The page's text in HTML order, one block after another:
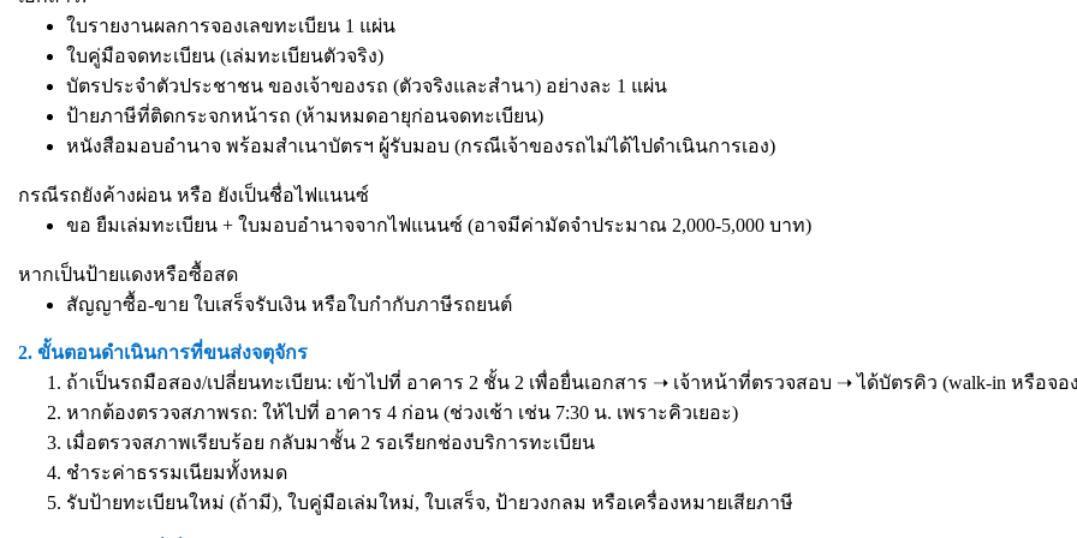
ใบรายงานผลการจองเลขทะเบียน 1 แผ่น
ใบคู่มือจดทะเบียน (เล่มทะเบียนตัวจริง)
บัตรประจำตัวประชาชน ของเจ้าของรถ (ตัวจริงและสำนา) อย่างละ 1 แผ่น
ป้ายภาษีที่ติดกระจกหน้ารถ (ห้ามหมดอายุก่อนจดทะเบียน)
หนังสือมอบอำนาจ พร้อมสำเนาบัตรฯ ผู้รับมอบ (กรณีเจ้าของรถไม่ได้ไปดำเนินการเอง)
กรณีรถยังค้างผ่อน หรือ ยังเป็นชื่อไฟแนนซ์
ขอ ยืมเล่มทะเบียน + ใบมอบอำนาจจากไฟแนนซ์ (อาจมีค่ามัดจำประมาณ 2,000-5,000 บาท)
หากเป็นป้ายแดงหรือซื้อสด
สัญญาซื้อ-ขาย ใบเสร็จรับเงิน หรือใบกำกับภาษีรถยนต์
2. ขั้นตอนดำเนินการที่ขนส่งจตุจักร
ถ้าเป็นรถมือสอง/เปลี่ยนทะเบียน: เข้าไปที่ อาคาร 2 ชั้น 2 เพื่อยื่นเอกสาร ➝ เจ้าหน้าที่ตรวจสอบ ➝ ได้บัตรคิว (walk-in หรือจอ
หากต้องตรวจสภาพรถ: ให้ไปที่ อาคาร 4 ก่อน (ช่วงเช้า เช่น 7:30 น. เพราะคิวเยอะ)
เมื่อตรวจสภาพเรียบร้อย กลับมาชั้น 2 รอเรียกช่องบริการทะเบียน
ชำระค่าธรรมเนียมทั้งหมด
รับป้ายทะเบียนใหม่ (ถ้ามี), ใบคู่มือเล่มใหม่, ใบเสร็จ, ป้ายวงกลม หรือเครื่องหมายเสียภาษี